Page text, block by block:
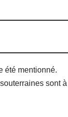
été mentionné.
sont à